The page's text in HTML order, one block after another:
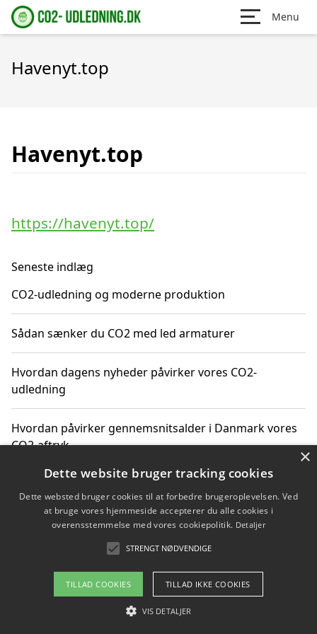
Menu
Havenyt.top
Havenyt.top
https://havenyt.top/
Seneste indlæg
CO2-udledning og moderne produktion
Sådan sænker du CO2 med led armaturer
Hvordan dagens nyheder påvirker vores CO2-
udledning
Hvordan påvirker gennemsnitsalder i Danmark vores
CO2-aftryk
Hvordan nyheder om CO2-udledning påvirker vores
hverdag
Om / kontakt
Blog Betingelser
×
Dette website bruger tracking cookies
Dette websted bruger cookies til at forbedre brugeroplevelsen. Ved
at bruge vores hjemmeside accepterer du alle cookies i
overensstemmelse med vores cookiepolitik. Detaljer
STRENGT NØDVENDIGE
TILLAD COOKIES TILLAD IKKE COOKIES
VIS DETALJER